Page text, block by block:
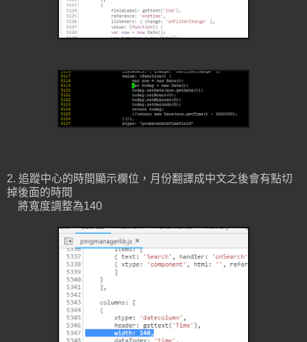
2. 追蹤中心的時間顯示欄位，月份翻譯成中文之後會有點切
掉後面的時間
將寬度調整為140